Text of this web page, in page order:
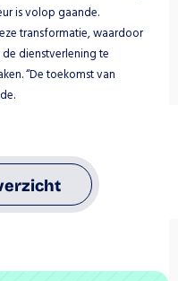
is volop gaande.
transformatie, waardoor
dienstverlening te
“De toekomst van